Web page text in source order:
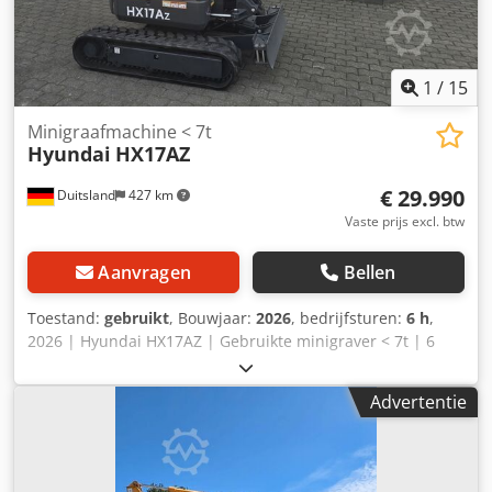
1 / 15
Duitsland 427 km
Minigraafmachine < 7t
Hyundai HX17AZ
€ 29.990
Vaste prijs excl. btw
Aanvragen Bellen
Toestand: gebruikt, Bouwjaar: 2026, bedrijfsturen: 6 h,
2026 | Hyundai HX17AZ | Gebruikte minigraver < 7t | 6
uur 📍Locatie: Duitsland 🚛 Levering mogelijk naar uw
bestemming – gebruik onze transportcalculator om de
transportkosten te berekenen! 💰 Nu kopen voor EUR
30.000 of doe een bod. Betaling bij levering mogelijk tegen
een bescheiden vergoeding (onder voorbehoud van
goedkeuring)* 👷‍♂️ Geïnspecteerd door een onafhankelijke
Advertentie